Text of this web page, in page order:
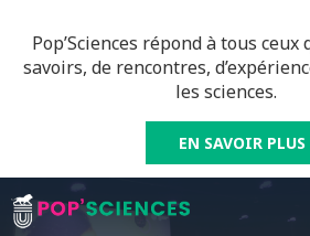
Pop’Sciences répond à tous
savoirs, de rencontres,
les sciences.
EN SAVOIR PLUS